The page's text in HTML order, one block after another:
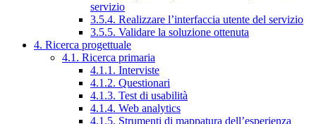
servizio
3.5.4. Realizzare l’interfaccia utente del servizio
3.5.5. Validare la soluzione ottenuta
4. Ricerca progettuale
4.1. Ricerca primaria
4.1.1. Interviste
4.1.2. Questionari
4.1.3. Test di usabilità
4.1.4. Web analytics
4.1.5. Strumenti di mappatura dell’esperienza